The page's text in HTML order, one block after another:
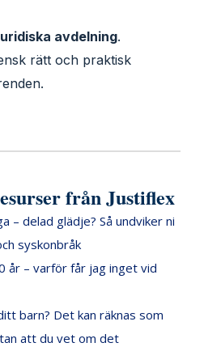
avdelning.
rätt och praktisk
från Justiflex
– delad glädje? Så undviker ni
syskonbråk
år – varför får jag inget vid
barn? Det kan räknas som
att du vet om det